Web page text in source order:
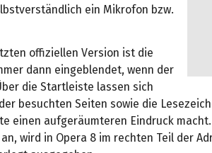
ein Mikrofon bzw.
offiziellen Version ist die
dann eingeblendet, wenn der
die Startleiste lassen sich
besuchten Seiten sowie die
einen aufgeräumteren Eindruck
wird in Opera 8 im rechten Teil der